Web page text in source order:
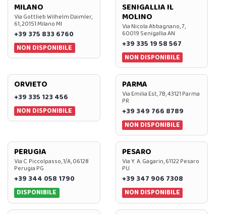
MILANO
Via Gottlieb Wilhelm Daimler,
61, 20151 Milano MI
+39 375 833 6760
NON DISPONIBILE
SENIGALLIA IL
MOLINO
Via Nicola Abbagnano, 7,
60019 Senigallia AN
+39 335 19 58 567
NON DISPONIBILE
ORVIETO
+39 335 123 456
NON DISPONIBILE
PARMA
Via Emilia Est, 7B, 43121 Parma
PR
+39 349 766 8789
NON DISPONIBILE
PERUGIA
Via C. Piccolpasso, 1/A, 06128
Perugia PG
+39 344 058 1790
DISPONIBILE
PESARO
Via Y. A. Gagarin, 61122 Pesaro
PU
+39 347 906 7308
NON DISPONIBILE